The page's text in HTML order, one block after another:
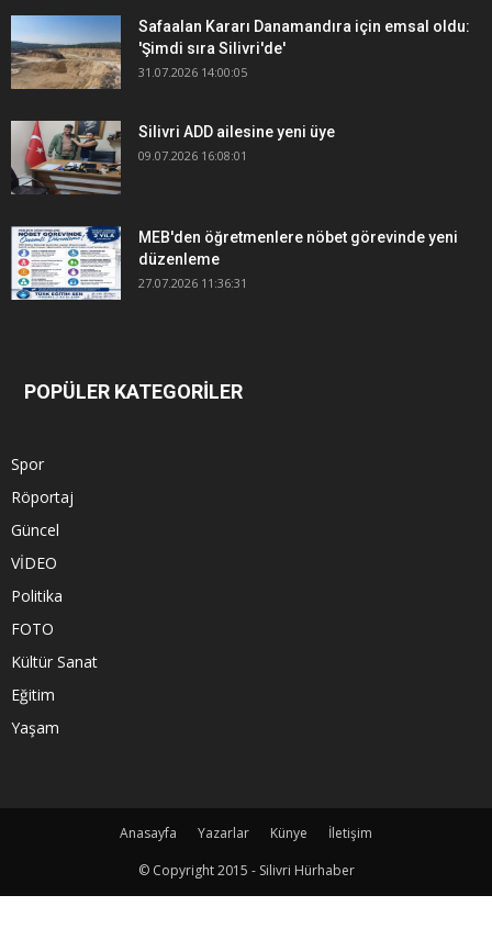
Safaalan Kararı Danamandıra için emsal oldu:
'Şimdi sıra Silivri'de'
31.07.2026 14:00:05
Silivri ADD ailesine yeni üye
09.07.2026 16:08:01
MEB'den öğretmenlere nöbet görevinde yeni
düzenleme
27.07.2026 11:36:31
POPÜLER KATEGORİLER
Spor
Röportaj
Güncel
VİDEO
Politika
FOTO
Kültür Sanat
Eğitim
Yaşam
Anasayfa Yazarlar Künye
İletişim
© Copyright 2015 - Silivri Hürhaber